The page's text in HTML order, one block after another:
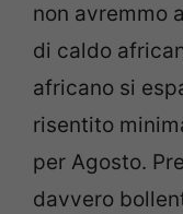
non avremmo
di caldo
africano si
risentito
per Agosto.
davvero